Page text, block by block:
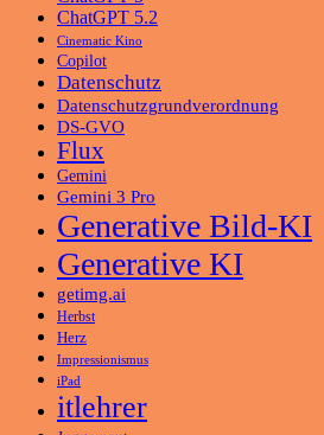
ChatGPT 5.2
Cinematic Kino
Copilot
Datenschutz
Datenschutzgrundverordnung
DS-GVO
Flux
Gemini
Gemini 3 Pro
Generative Bild-KI
Generative KI
getimg.ai
Herbst
Herz
Impressionismus
iPad
itlehrer